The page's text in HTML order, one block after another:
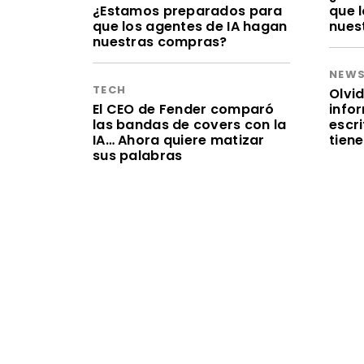
¿Estamos preparados para
que los agentes de IA hagan
nuestras compras?
TECH
El CEO de Fender comparó
las bandas de covers con la
IA… Ahora quiere matizar
sus palabras
que